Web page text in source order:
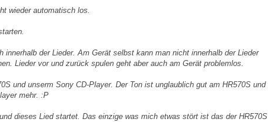
wieder automatisch los.
der Lieder. Am Gerät selbst kann man nicht innerhalb der Lieder
Lieder vor und zurück spulen geht aber auch am Gerät problemlos.
und unserm Sony CD-Player. Der Ton ist unglaublich gut am HR570S und
mehr. :P
dieses Lied startet. Das einzige was mich etwas stört ist das der HR570S